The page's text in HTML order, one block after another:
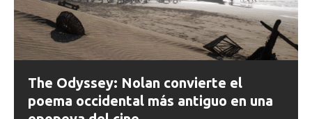
The Odyssey: Nolan convierte el
poema occidental más antiguo en una